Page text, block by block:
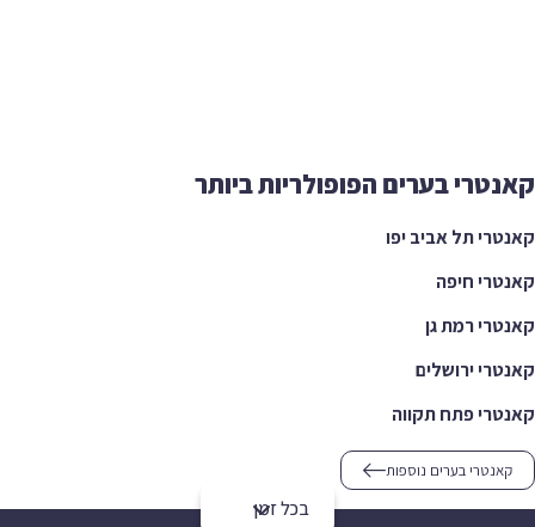
בכל זמן
קאנטרי בערים הפופולריות ביותר
קאנטרי תל אביב יפו
קאנטרי חיפה
קאנטרי רמת גן
קאנטרי ירושלים
קאנטרי פתח תקווה
קאנטרי בערים נוספות